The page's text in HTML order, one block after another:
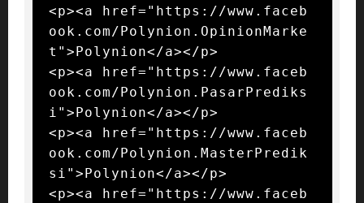
<p><a href="https://www.faceb
ook.com/Polynion.OpinionMarke
t">Polynion</a></p>
<p><a href="https://www.faceb
ook.com/Polynion.PasarPrediks
i">Polynion</a></p>
<p><a href="https://www.faceb
ook.com/Polynion.MasterPredik
si">Polynion</a></p>
<p><a href="https://www.faceb